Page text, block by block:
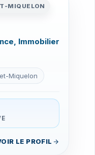
MIQUELON
Immobilier
Miquelon
LE PROFIL